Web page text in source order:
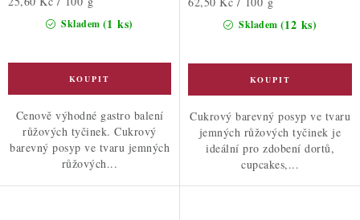
Skladem (1 ks)
Cenově výhodné gastro balení
růžových tyčinek. Cukrový
barevný posyp ve tvaru jemných
růžových...
Skladem (12 ks)
Cukrový barevný posyp ve tvaru
jemných růžových tyčinek je
ideální pro zdobení dortů,
cupcakes,...